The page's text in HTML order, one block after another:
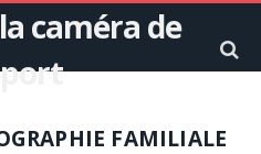
caméra de
FAMILIALE